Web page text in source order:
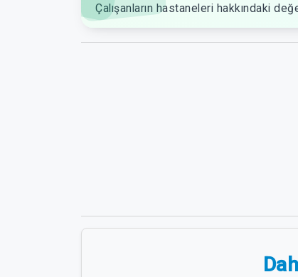
Çalışanların hastaneleri hakkındaki